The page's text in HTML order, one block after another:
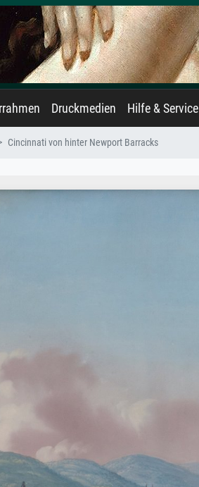
Druckmedien Hilfe & Service
Cincinnati von hinter Newport Barracks